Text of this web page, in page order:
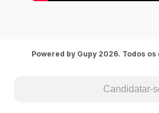
Candidatar-
Powered by Gupy 2026. Todos